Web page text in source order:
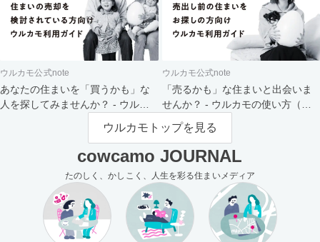
ウルカモ公式note
あなたの住まいを「買うかも」な
人を探してみませんか？ - ウルカ
ウルカモ公式note
「売るかも」な住まいと出会いま
せんか？ - ウルカモの使い方（買
主さま向け）
ウルカモトップを見る
cowcamo JOURNAL
たのしく、かしこく、人生を彩る住まいメディア